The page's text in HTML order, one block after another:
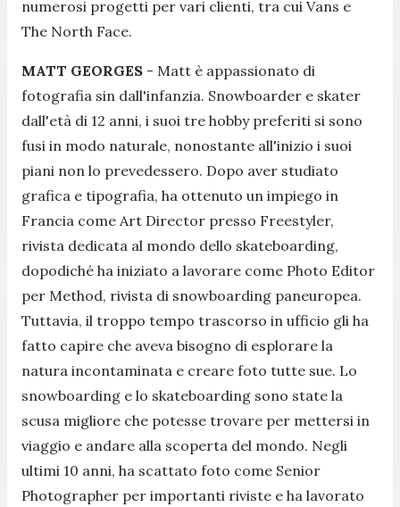
numerosi progetti per vari clienti, tra cui Vans e
The North Face.
MATT GEORGES - Matt è appassionato di
fotografia sin dall'infanzia. Snowboarder e skater
dall'età di 12 anni, i suoi tre hobby preferiti si sono
fusi in modo naturale, nonostante all'inizio i suoi
piani non lo prevedessero. Dopo aver studiato
grafica e tipografia, ha ottenuto un impiego in
Francia come Art Director presso Freestyler,
rivista dedicata al mondo dello skateboarding,
dopodiché ha iniziato a lavorare come Photo Editor
per Method, rivista di snowboarding paneuropea.
Tuttavia, il troppo tempo trascorso in ufficio gli ha
fatto capire che aveva bisogno di esplorare la
natura incontaminata e creare foto tutte sue. Lo
snowboarding e lo skateboarding sono state la
scusa migliore che potesse trovare per mettersi in
viaggio e andare alla scoperta del mondo. Negli
ultimi 10 anni, ha scattato foto come Senior
Photographer per importanti riviste e ha lavorato